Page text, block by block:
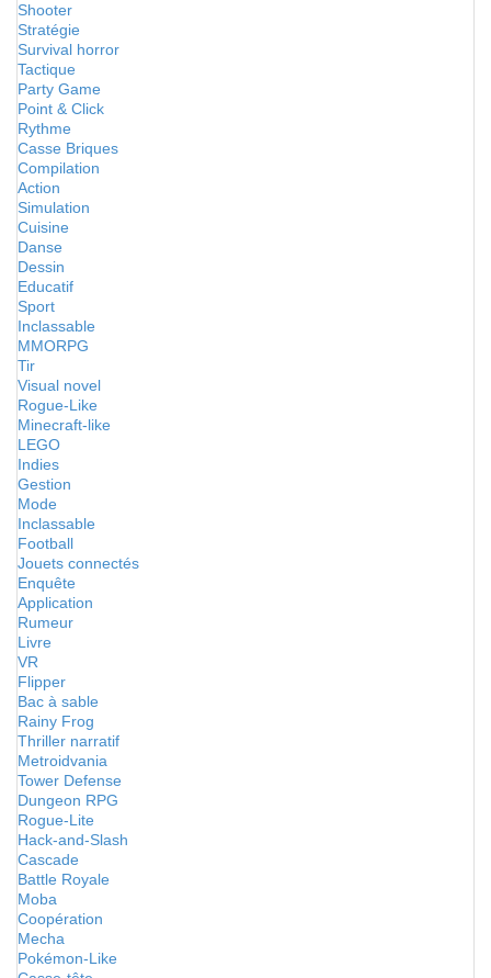
Shooter
Stratégie
Survival horror
Tactique
Party Game
Point & Click
Rythme
Casse Briques
Compilation
Action
Simulation
Cuisine
Danse
Dessin
Educatif
Sport
Inclassable
MMORPG
Tir
Visual novel
Rogue-Like
Minecraft-like
LEGO
Indies
Gestion
Mode
Inclassable
Football
Jouets connectés
Enquête
Application
Rumeur
Livre
VR
Flipper
Bac à sable
Rainy Frog
Thriller narratif
Metroidvania
Tower Defense
Dungeon RPG
Rogue-Lite
Hack-and-Slash
Cascade
Battle Royale
Moba
Coopération
Mecha
Pokémon-Like